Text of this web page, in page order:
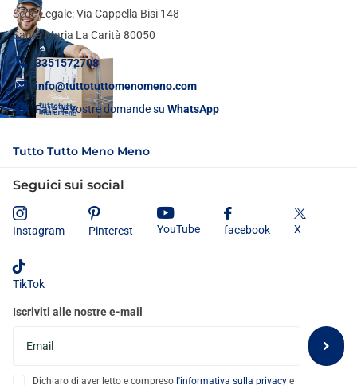
Sede Legale: Via Cappella Bisi 148
Santa Maria La Carità 80050
3351572708
info@tuttotuttomenomeno.com
Fate le vostre domande su WhatsApp
Tutto Tutto Meno Meno
Seguici sui social
Instagram Pinterest YouTube facebook X
TikTok
Iscriviti alle nostre e-mail
Dichiaro di aver letto e compreso l'informativa sulla privacye